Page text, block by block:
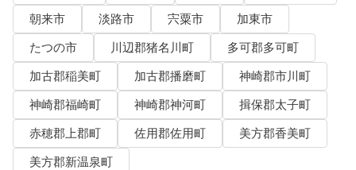
朝来市
淡路市 宍粟市
加東市
たつの市
川辺郡猪名川町
多可郡多可町
加古郡稲美町
加古郡播磨町
神崎郡市川町
神崎郡福崎町
神崎郡神河町
揖保郡太子町
赤穂郡上郡町
佐用郡佐用町
美方郡香美町
美方郡新温泉町